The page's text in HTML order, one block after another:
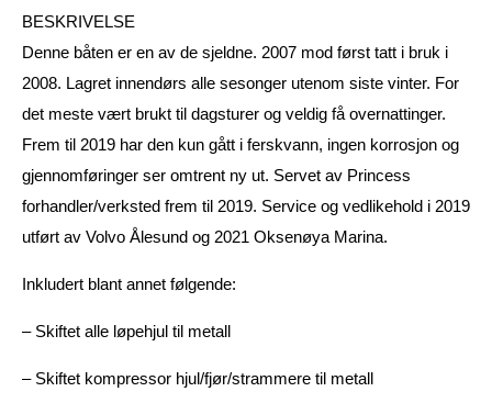
BESKRIVELSE
Denne båten er en av de sjeldne. 2007 mod først tatt i bruk i
2008. Lagret innendørs alle sesonger utenom siste vinter. For
det meste vært brukt til dagsturer og veldig få overnattinger.
Frem til 2019 har den kun gått i ferskvann, ingen korrosjon og
gjennomføringer ser omtrent ny ut. Servet av Princess
forhandler/verksted frem til 2019. Service og vedlikehold i 2019
utført av Volvo Ålesund og 2021 Oksenøya Marina.
Inkludert blant annet følgende:
– Skiftet alle løpehjul til metall
– Skiftet kompressor hjul/fjør/strammere til metall